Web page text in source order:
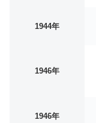
1944年
1946年
1946年